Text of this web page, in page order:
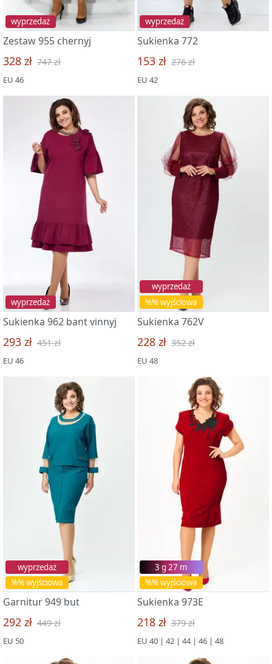
wyprzedaż
Zestaw 955 chernyj
328 zł 747 zł
EU 46
wyprzedaż
Sukienka 772
153 zł 276 zł
EU 42
wyprzedaż
Sukienka 962 bant vinnyj
293 zł 451 zł
EU 46
%% wyjściowa
wyprzedaż
Sukienka 762V
228 zł 352 zł
EU 48
%% wyjściowa
wyprzedaż
Garnitur 949 but
292 zł 449 zł
EU 50
%% wyjściowa
3 g 27 m
Sukienka 973E
218 zł 379 zł
EU 40 | 42 | 44 | 46 | 48